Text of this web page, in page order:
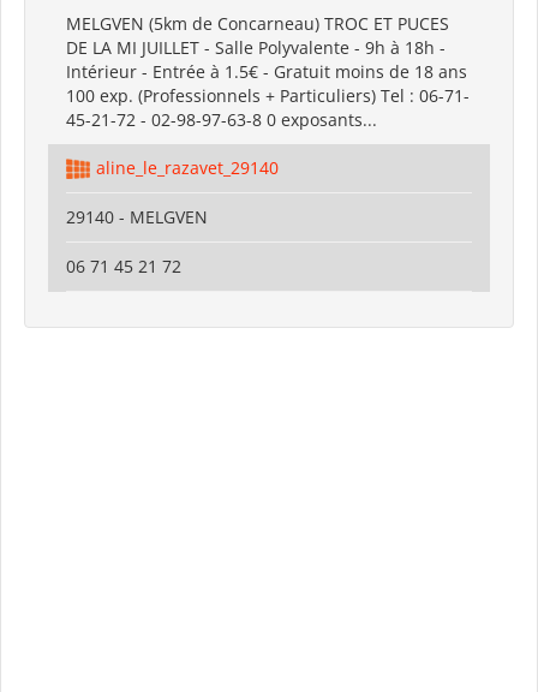
MELGVEN (5km de Concarneau) TROC ET PUCES
DE LA MI JUILLET - Salle Polyvalente - 9h à 18h -
Intérieur - Entrée à 1.5€ - Gratuit moins de 18 ans
100 exp. (Professionnels + Particuliers) Tel : 06-71-
45-21-72 - 02-98-97-63-8 0 exposants...
aline_le_razavet_29140
29140 - MELGVEN
06 71 45 21 72